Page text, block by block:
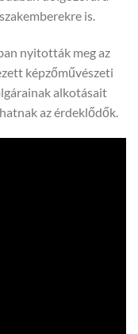
is.
nyitották meg az
képzőművészeti
alkotásait
az érdeklődők.